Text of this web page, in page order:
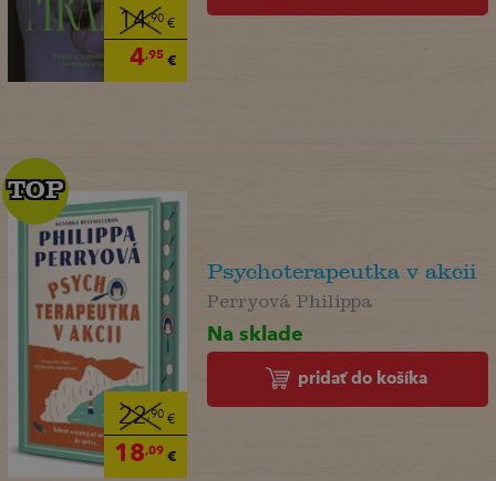
14,90€
4,95€
22,90€
18,09€
TOP
TOP
Psychoterapeutka v akcii
Perryová Philippa
Na sklade
pridať do košíka